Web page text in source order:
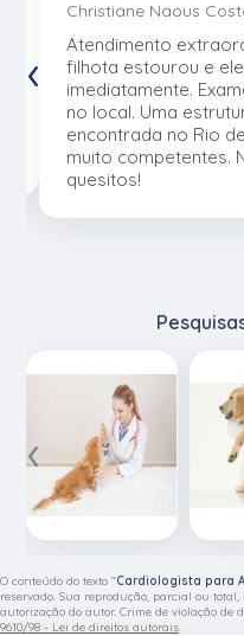
Christiane Naous
Atendimento
filhota estourou e
imediatamente.
no local. Uma
encontrada no Rio
muito competentes.
quesitos!
‹
‹
O conteúdo do texto "Cardiologista para
reservado. Sua reprodução, parcial ou
autorização do autor. Crime de violação de
9610/98 - Lei de direitos autorais.